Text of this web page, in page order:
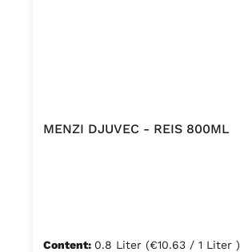
MENZI DJUVEC - REIS 800ML
Content: 0.8 Liter (€10.63 / 1 Liter )